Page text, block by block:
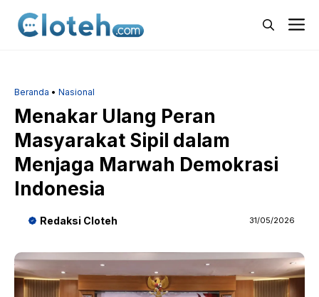
Beranda • Nasional
Menakar Ulang Peran
Masyarakat Sipil dalam
Menjaga Marwah Demokrasi
Indonesia
Redaksi Cloteh 31/05/2026